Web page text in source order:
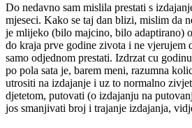
Do nedavno sam mislila prestati s
mjeseci. Kako se taj dan blizi, mislim da
je mlijeko (bilo majcino, bilo adaptirano)
do kraja prve godine zivota i ne vjerujem
samo odjednom prestati. Izdrzat cu
po pola sata je, barem meni, razumna
utrositi na izdajanje i uz to normalno
djetetom, putovati (o izdajanju na
jos smanjivati broj i trajanje izdajanja,